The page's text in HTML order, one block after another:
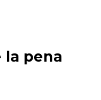
la pena